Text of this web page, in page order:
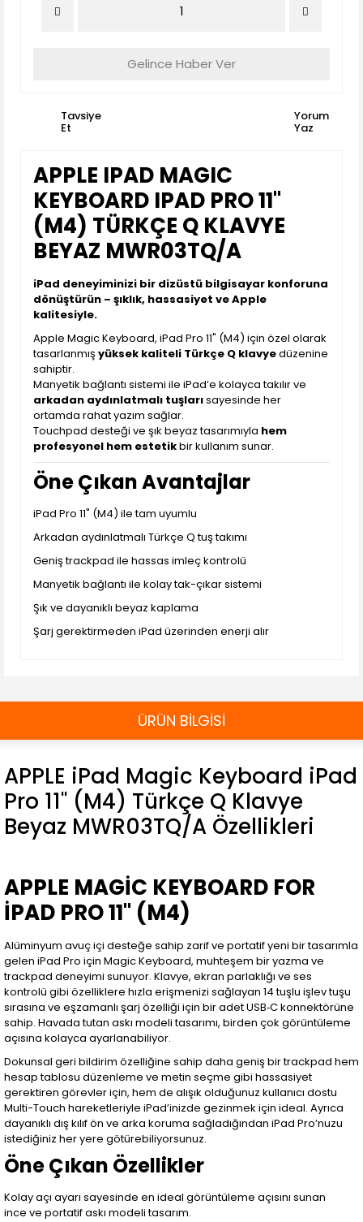
Gelince Haber Ver
Tavsiye
Et
Yorum
Yaz
APPLE IPAD MAGIC
KEYBOARD IPAD PRO 11"
(M4) TÜRKÇE Q KLAVYE
BEYAZ MWR03TQ/A
iPad deneyiminizi bir dizüstü bilgisayar konforuna
dönüştürün – şıklık, hassasiyet ve Apple
kalitesiyle.
Apple Magic Keyboard, iPad Pro 11" (M4) için özel olarak
tasarlanmış yüksek kaliteli Türkçe Q klavyedüzenine
sahiptir.
Manyetik bağlantı sistemi ile iPad’e kolayca takılır ve
arkadan aydınlatmalı tuşlarısayesinde her
ortamda rahat yazım sağlar.
Touchpad desteği ve şık beyaz tasarımıyla hem
profesyonel hem estetikbir kullanım sunar.
Öne Çıkan Avantajlar
iPad Pro 11" (M4) ile tam uyumlu
Arkadan aydınlatmalı Türkçe Q tuş takımı
Geniş trackpad ile hassas imleç kontrolü
Manyetik bağlantı ile kolay tak-çıkar sistemi
Şık ve dayanıklı beyaz kaplama
Şarj gerektirmeden iPad üzerinden enerji alır
ÜRÜN BİLGİSİ
APPLE iPad Magic Keyboard iPad
Pro 11'' (M4) Türkçe Q Klavye
Beyaz MWR03TQ/A Özellikleri
APPLE MAGİC KEYBOARD FOR
İPAD PRO 11" (M4)
Alüminyum avuç içi desteğe sahip zarif ve portatif yeni bir tasarımla
gelen iPad Pro için Magic Keyboard, muhteşem bir yazma ve
trackpad deneyimi sunuyor. Klavye, ekran parlaklığı ve ses
kontrolü gibi özelliklere hızla erişmenizi sağlayan 14 tuşlu işlev tuşu
sırasına ve eşzamanlı şarj özelliği için bir adet USB‑C konnektörüne
sahip. Havada tutan askı modeli tasarımı, birden çok görüntüleme
açısına kolayca ayarlanabiliyor.
Dokunsal geri bildirim özelliğine sahip daha geniş bir trackpad hem
hesap tablosu düzenleme ve metin seçme gibi hassasiyet
gerektiren görevler için, hem de alışık olduğunuz kullanıcı dostu
Multi-Touch hareketleriyle iPad’inizde gezinmek için ideal. Ayrıca
dayanıklı dış kılıf ön ve arka koruma sağladığından iPad Pro’nuzu
istediğiniz her yere götürebiliyorsunuz.
Öne Çıkan Özellikler
Kolay açı ayarı sayesinde en ideal görüntüleme açısını sunan
ince ve portatif askı modeli tasarım.